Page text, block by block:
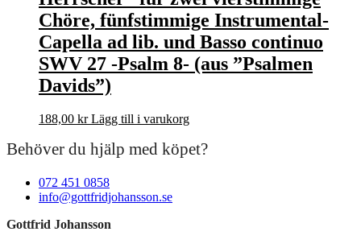
Chöre, fünfstimmige Instrumental-
Capella ad lib. und Basso continuo
SWV 27 -Psalm 8- (aus ”Psalmen
Davids”)
188,00 kr Lägg till i varukorg
Behöver du hjälp med köpet?
072 451 0858
info@gottfridjohansson.se
Gottfrid Johansson